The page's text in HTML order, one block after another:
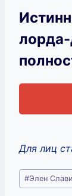
лорда-
Для лиц
Метки
записи:
#Элен